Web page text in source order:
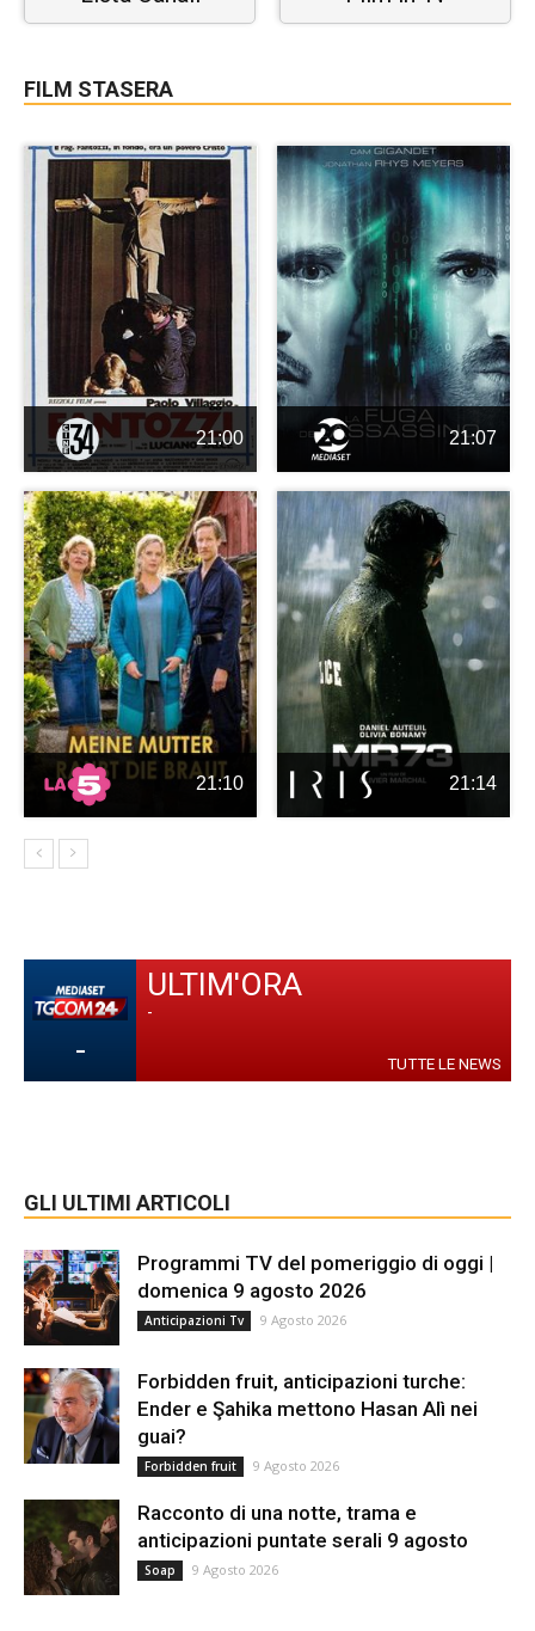
FILM STASERA
21:00 21:07
21:10 21:14
-
ULTIM'ORA
-
TUTTE LE NEWS
GLI ULTIMI ARTICOLI
Programmi TV del pomeriggio di oggi |
domenica 9 agosto 2026
Anticipazioni Tv 9 Agosto 2026
Forbidden fruit, anticipazioni turche:
Ender e Şahika mettono Hasan Alì nei
guai?
Forbidden fruit 9 Agosto 2026
Racconto di una notte, trama e
anticipazioni puntate serali 9 agosto
Soap 9 Agosto 2026